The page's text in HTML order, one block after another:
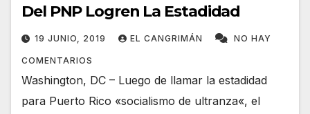
Del PNP Logren La Estadidad
19 JUNIO, 2019 EL CANGRIMÁN NO HAY
COMENTARIOS
Washington, DC – Luego de llamar la estadidad
para Puerto Rico «socialismo de ultranza«, el